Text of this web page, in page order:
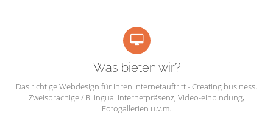
Was bieten wir?
Das richtige Webdesign für Ihren Internetauftritt - Creating business.
Zweisprachige / Bilingual Internetpräsenz, Video-einbindung,
Fotogallerien u.v.m.